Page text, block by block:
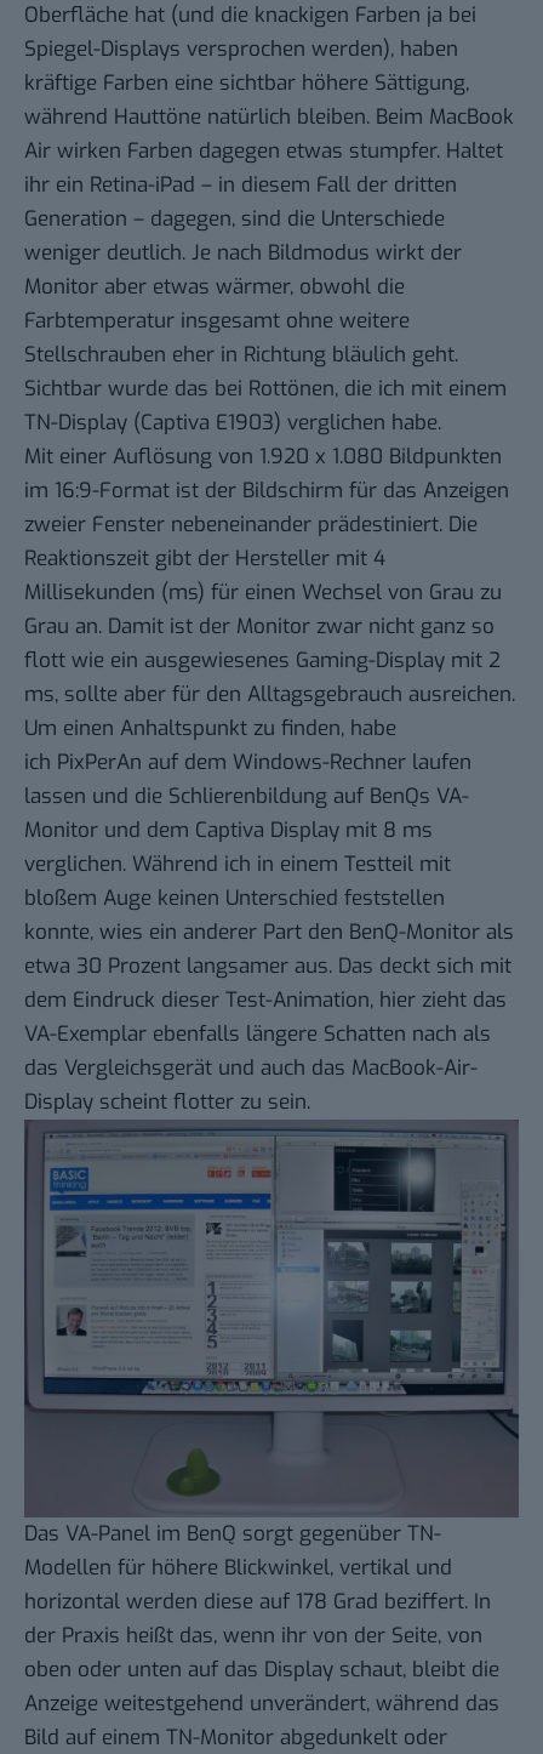
Oberfläche hat (und die knackigen Farben ja bei
Spiegel-Displays versprochen werden), haben
kräftige Farben eine sichtbar höhere Sättigung,
während Hauttöne natürlich bleiben. Beim MacBook
Air wirken Farben dagegen etwas stumpfer. Haltet
ihr ein Retina-iPad – in diesem Fall der dritten
Generation – dagegen, sind die Unterschiede
weniger deutlich. Je nach Bildmodus wirkt der
Monitor aber etwas wärmer, obwohl die
Farbtemperatur insgesamt ohne weitere
Stellschrauben eher in Richtung bläulich geht.
Sichtbar wurde das bei Rottönen, die ich mit einem
TN-Display (Captiva E1903) verglichen habe.
Mit einer Auflösung von 1.920 x 1.080 Bildpunkten
im 16:9-Format ist der Bildschirm für das Anzeigen
zweier Fenster nebeneinander prädestiniert. Die
Reaktionszeit gibt der Hersteller mit 4
Millisekunden (ms) für einen Wechsel von Grau zu
Grau an. Damit ist der Monitor zwar nicht ganz so
flott wie ein ausgewiesenes Gaming-Display mit 2
ms, sollte aber für den Alltagsgebrauch ausreichen.
Um einen Anhaltspunkt zu finden, habe
ich PixPerAn auf dem Windows-Rechner laufen
lassen und die Schlierenbildung auf BenQs VA-
Monitor und dem Captiva Display mit 8 ms
verglichen. Während ich in einem Testteil mit
bloßem Auge keinen Unterschied feststellen
konnte, wies ein anderer Part den BenQ-Monitor als
etwa 30 Prozent langsamer aus. Das deckt sich mit
dem Eindruck dieser Test-Animation, hier zieht das
VA-Exemplar ebenfalls längere Schatten nach als
das Vergleichsgerät und auch das MacBook-Air-
Display scheint flotter zu sein.
Das VA-Panel im BenQ sorgt gegenüber TN-
Modellen für höhere Blickwinkel, vertikal und
horizontal werden diese auf 178 Grad beziffert. In
der Praxis heißt das, wenn ihr von der Seite, von
oben oder unten auf das Display schaut, bleibt die
Anzeige weitestgehend unverändert, während das
Bild auf einem TN-Monitor abgedunkelt oder